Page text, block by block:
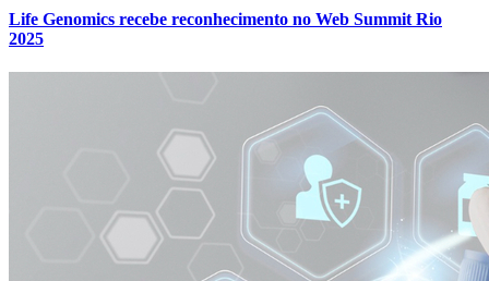
Life Genomics recebe reconhecimento no Web Summit Rio
2025